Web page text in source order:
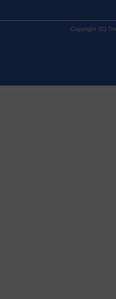
Copyright (C)